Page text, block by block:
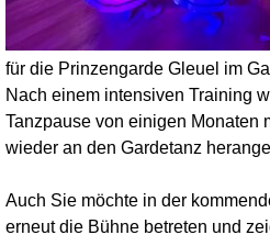
für die Prinzengarde Gleuel im
Nach einem intensiven Training
Tanzpause von einigen Monaten
wieder an den Gardetanz
Auch Sie möchte in der
erneut die Bühne betreten und